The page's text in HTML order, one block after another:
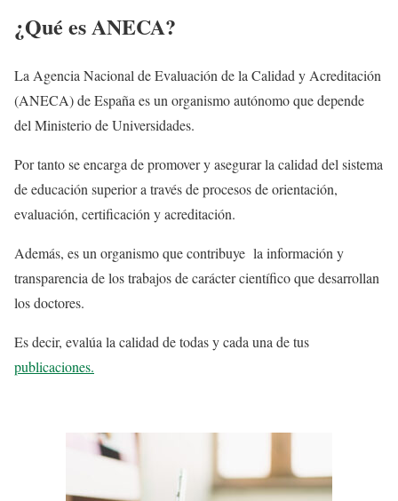
¿Qué es ANECA?
La Agencia Nacional de Evaluación de la Calidad y Acreditación
(ANECA) de España es un organismo autónomo que depende
del Ministerio de Universidades.
Por tanto se encarga de promover y asegurar la calidad del sistema
de educación superior a través de procesos de orientación,
evaluación, certificación y acreditación.
Además, es un organismo que contribuye la información y
transparencia de los trabajos de carácter científico que desarrollan
los doctores.
Es decir, evalúa la calidad de todas y cada una de tus
publicaciones.